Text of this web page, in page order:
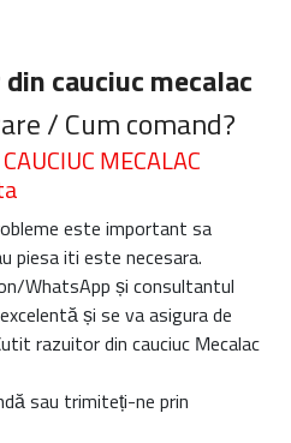
cauciuc mecalac
/ Cum comand?
MECALAC
este important sa
piesa iti este necesara.
WhatsApp și consultantul
și se va asigura de
razuitor din cauciuc Mecalac
sau trimiteți-ne prin